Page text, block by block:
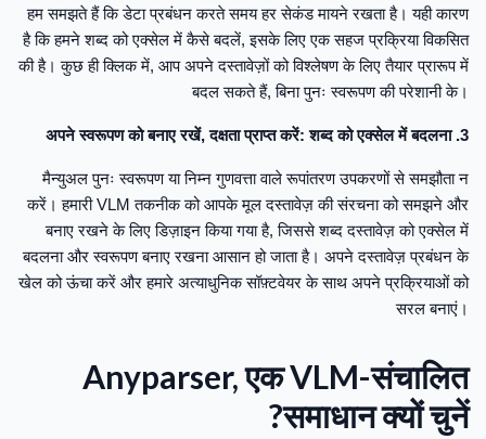
हम समझते हैं कि डेटा प्रबंधन करते समय हर सेकंड मायने रखता है। यही कारण
है कि हमने शब्द को एक्सेल में कैसे बदलें, इसके लिए एक सहज प्रक्रिया विकसित
की है। कुछ ही क्लिक में, आप अपने दस्तावेज़ों को विश्लेषण के लिए तैयार प्रारूप में
बदल सकते हैं, बिना पुनः स्वरूपण की परेशानी के।
3. अपने स्वरूपण को बनाए रखें, दक्षता प्राप्त करें: शब्द को एक्सेल में बदलना
मैन्युअल पुनः स्वरूपण या निम्न गुणवत्ता वाले रूपांतरण उपकरणों से समझौता न
करें। हमारी VLM तकनीक को आपके मूल दस्तावेज़ की संरचना को समझने और
बनाए रखने के लिए डिज़ाइन किया गया है, जिससे शब्द दस्तावेज़ को एक्सेल में
बदलना और स्वरूपण बनाए रखना आसान हो जाता है। अपने दस्तावेज़ प्रबंधन के
खेल को ऊंचा करें और हमारे अत्याधुनिक सॉफ़्टवेयर के साथ अपने प्रक्रियाओं को
सरल बनाएं।
Anyparser, एक VLM-संचालित
समाधान क्यों चुनें?